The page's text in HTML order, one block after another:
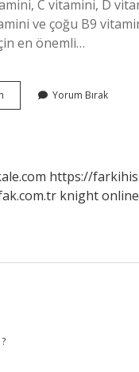
C vitamini, D
ve çoğu B9
en önemli…
Antioksidan
Cildi
Yorum Bırak
https://
knight online